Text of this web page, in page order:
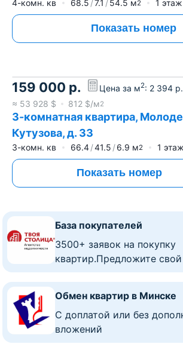
4-комн. кв 68.5 7.1 54.5 м2 1
Показать номер
159 000 р. Цена за м2: 2 394 р.
≈ 53 928 $ 812 $/м2
3-комнатная квартира,
Кутузова, д. 33
3-комн. кв 66.4 41.5 6.9 м2 1
Показать номер
База покупателей
3500+ заявок на покупку
квартир.Предложите свой
Обмен квартир в Минске
C доплатой или без
вложений